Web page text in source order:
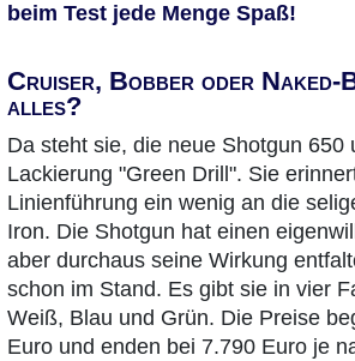
beim Test jede Menge Spaß!
Cruiser, Bobber oder Naked-
alles?
Da steht sie, die neue Shotgun 650
Lackierung "Green Drill". Sie
Linienführung ein wenig an die
Iron. Die Shotgun hat einen
aber durchaus seine Wirkung
schon im Stand. Es gibt sie in vier
Weiß, Blau und Grün. Die Preise
Euro und enden bei 7.790 Euro je